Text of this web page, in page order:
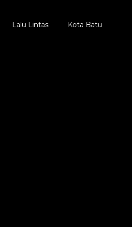
Lalu Lintas Kota Batu